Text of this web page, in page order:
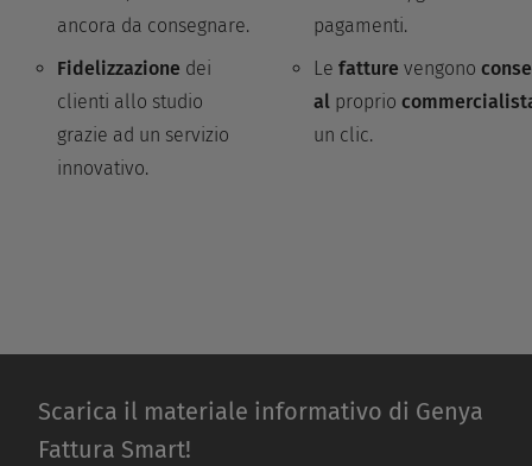
ancora da consegnare.
Fidelizzazione dei
clienti allo studio
grazie ad un servizio
innovativo.
pagamenti.
Le fatture vengono
al proprio
un clic.
Scarica il materiale informativo di Genya
Fattura Smart!